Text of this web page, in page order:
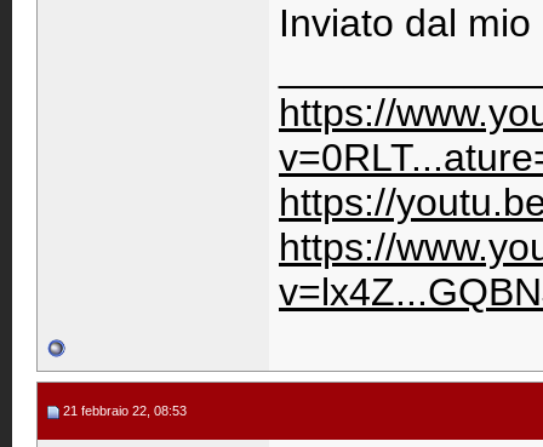
Inviato dal
https://
https://
https://
21 febbraio 22, 08:53